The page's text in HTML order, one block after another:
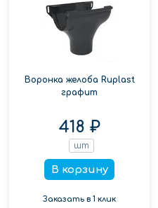
Воронка желоба Ruplast
графит
418 ₽
шт
В корзину
Заказать в 1 клик